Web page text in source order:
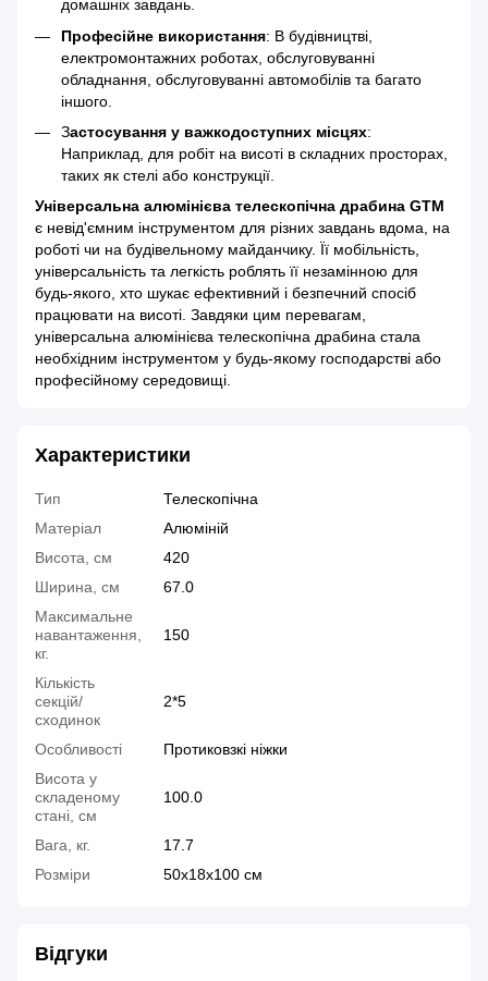
домашніх завдань.
Професійне використання: В будівництві,
електромонтажних роботах, обслуговуванні
обладнання, обслуговуванні автомобілів та багато
іншого.
Застосування у важкодоступних місцях:
Наприклад, для робіт на висоті в складних просторах,
таких як стелі або конструкції.
Універсальна алюмінієва телескопічна драбина GTM
є невід'ємним інструментом для різних завдань вдома, на
роботі чи на будівельному майданчику. Її мобільність,
універсальність та легкість роблять її незамінною для
будь-якого, хто шукає ефективний і безпечний спосіб
працювати на висоті. Завдяки цим перевагам,
універсальна алюмінієва телескопічна драбина стала
необхідним інструментом у будь-якому господарстві або
професійному середовищі.
Характеристики
Тип
Телескопічна
Матеріал
Алюміній
Висота, см
420
Ширина, см
67.0
Максимальне
навантаження,
кг.
150
Кількість
секцій/
сходинок
2*5
Особливості
Протиковзкі ніжки
Висота у
складеному
стані, см
100.0
Вага, кг.
17.7
Розміри
50x18x100 см
Відгуки